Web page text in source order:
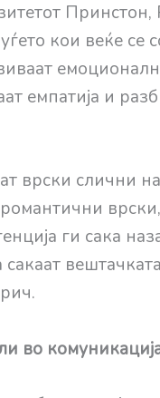
кои веќе
емпатија и
врски слични
ги сака
во